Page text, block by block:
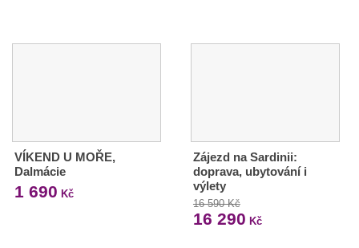
VÍKEND U MOŘE,
Dalmácie
1 690 Kč
Zájezd na Sardinii:
doprava, ubytování i
výlety
16 590 Kč
16 290 Kč